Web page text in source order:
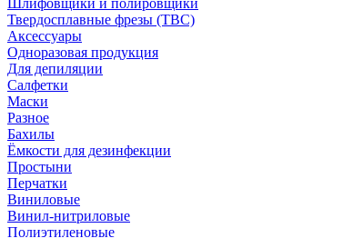
Шлифовщики и полировщики
Твердосплавные фрезы (ТВС)
Аксессуары
Одноразовая продукция
Для депиляции
Салфетки
Маски
Разное
Бахилы
Ёмкости для дезинфекции
Простыни
Перчатки
Виниловые
Винил-нитриловые
Полиэтиленовые